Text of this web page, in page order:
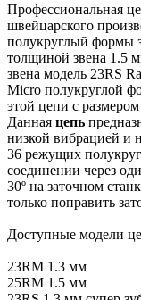
Профессиональная
швейцарского
полукруглый формы
толщиной звена 1.5
звена модель 23RS
Micro полукруглой
этой цепи с
Данная цепь
низкой вибрацией и
36 режущих
соединении через
30º на заточном
только поправить
Доступные модели
23RM 1.3 мм
25RM 1.5 мм